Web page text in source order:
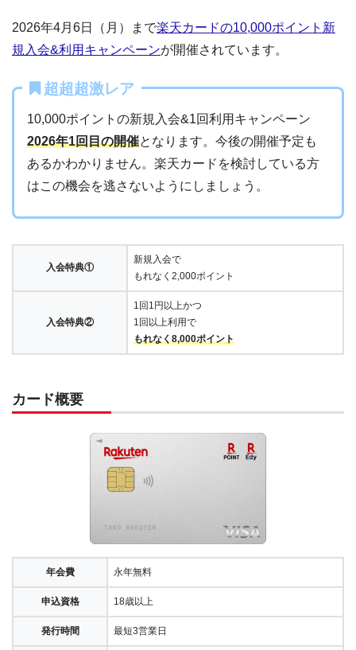
2026年4月6日（月）まで楽天カードの10,000ポイント新
規入会&利用キャンペーンが開催されています。
超超超激レア
10,000ポイントの新規入会&1回利用キャンペーン
2026年1回目の開催となります。今後の開催予定も
あるかわかりません。楽天カードを検討している方
はこの機会を逃さないようにしましょう。
入会特典①
新規入会で
もれなく2,000ポイント
入会特典②
1回1円以上かつ
1回以上利用で
もれなく8,000ポイント
カード概要
年会費 永年無料
申込資格 18歳以上
発行時間 最短3営業日